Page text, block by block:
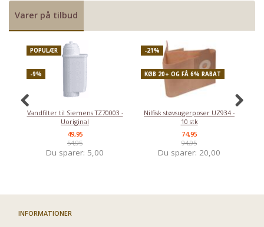
Varer på tilbud
POPULÆR
-9%
Vandfilter til Siemens TZ70003 -
Uoriginal
49,95
54,95
Du sparer: 5,00
-21%
KØB 20+ OG FÅ 6% RABAT
Nilfisk støvsugerposer UZ934 -
10 stk
74,95
94,95
Du sparer: 20,00
INFORMATIONER